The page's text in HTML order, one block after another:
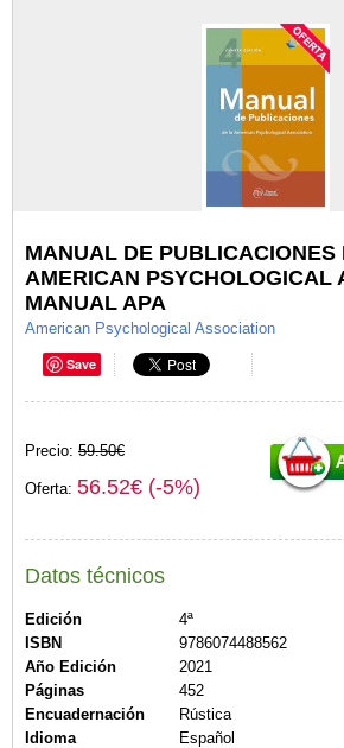
MANUAL DE PUBLICACIONES
AMERICAN PSYCHOLOGICAL
MANUAL APA
American Psychological Association
Save
Precio: 59.50€
Oferta: 56.52€ (-5%)
Datos técnicos
Edición
4ª
ISBN
9786074488562
Año Edición
2021
Páginas
452
Encuadernación
Rústica
Idioma
Español